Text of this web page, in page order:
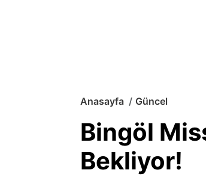
Anasayfa Güncel
Bingöl
Bekliyor!